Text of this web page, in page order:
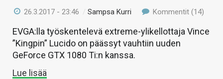
26.3.2017 - 23:46 /Sampsa Kurri Kommentit (14)
EVGA:lla työskentelevä extreme-ylikellottaja Vince
”Kingpin” Lucido on päässyt vauhtiin uuden
GeForce GTX 1080 Ti:n kanssa.
Lue lisää